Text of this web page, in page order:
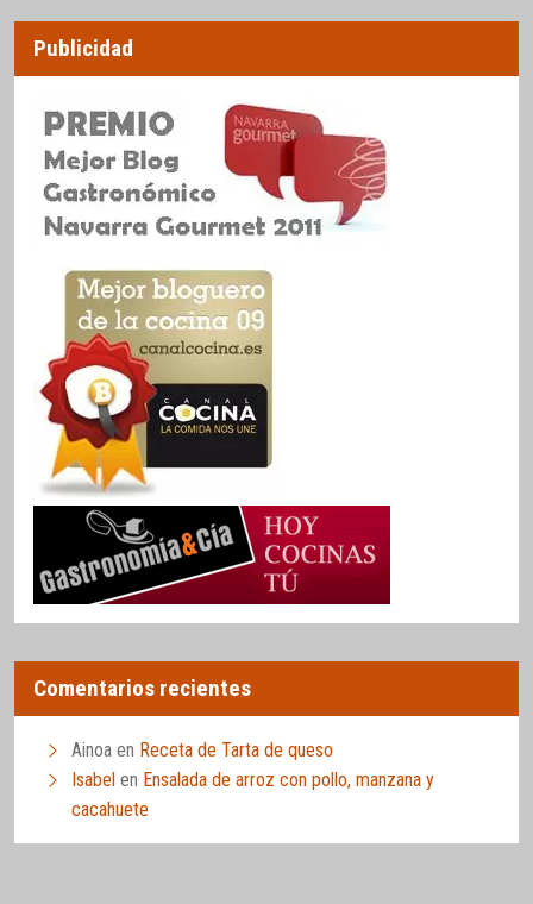
Publicidad
Comentarios recientes
Ainoa en Receta de Tarta de queso
Isabel en Ensalada de arroz con pollo, manzana y
cacahuete